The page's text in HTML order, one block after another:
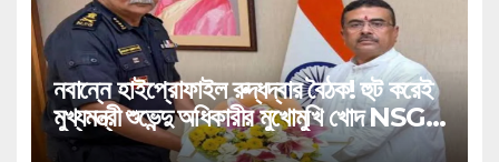
নবান্নে হাইপ্রোফাইল রুদ্ধদ্বার বৈঠক! হুট করেই
মুখ্যমন্ত্রী শুভেন্দু অধিকারীর মুখোমুখি খোদ NSG
প্রধান!